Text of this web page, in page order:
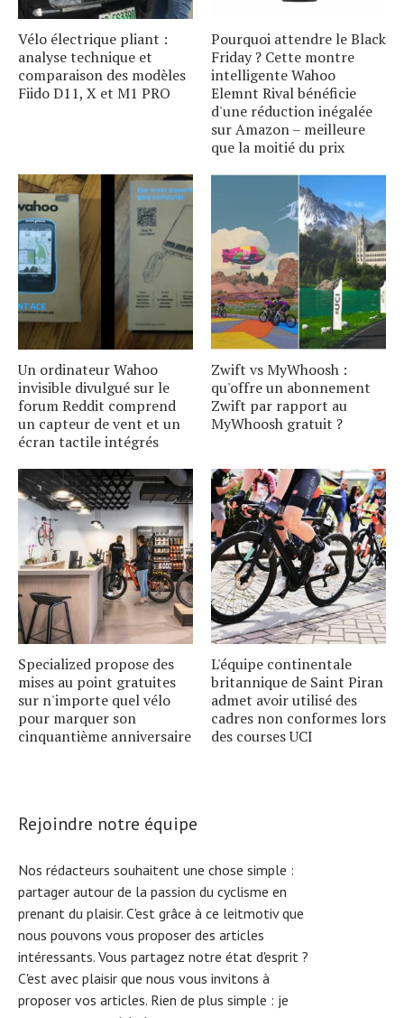
Vélo électrique pliant :
analyse technique et
comparaison des modèles
Fiido D11, X et M1 PRO
Pourquoi attendre le Black
Friday ? Cette montre
intelligente Wahoo
Elemnt Rival bénéficie
d'une réduction inégalée
sur Amazon – meilleure
que la moitié du prix
Un ordinateur Wahoo
invisible divulgué sur le
forum Reddit comprend
un capteur de vent et un
écran tactile intégrés
Zwift vs MyWhoosh :
qu'offre un abonnement
Zwift par rapport au
MyWhoosh gratuit ?
Specialized propose des
mises au point gratuites
sur n'importe quel vélo
pour marquer son
cinquantième anniversaire
L'équipe continentale
britannique de Saint Piran
admet avoir utilisé des
cadres non conformes lors
des courses UCI
Rejoindre notre équipe
Nos rédacteurs souhaitent une chose simple :
partager autour de la passion du cyclisme en
prenant du plaisir. C'est grâce à ce leitmotiv que
nous pouvons vous proposer des articles
intéressants. Vous partagez notre état d'esprit ?
C'est avec plaisir que nous vous invitons à
proposer vos articles. Rien de plus simple : je